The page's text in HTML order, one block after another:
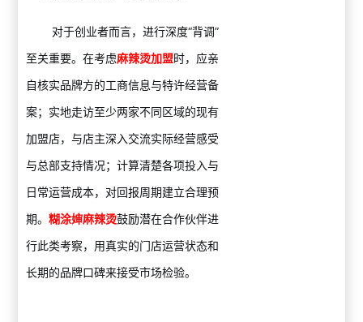
对于创业者而言，进行深度“背调”
至关重要。在考虑麻辣烫加盟时，应亲
自核实品牌方的工商信息与特许经营备
案；实地走访至少两家不同区域的现有
加盟店，与店主深入交流实际经营感受
与总部支持情况；计算清楚各项投入与
日常运营成本，对回报周期建立合理预
期。糊涂婶麻辣烫鼓励潜在合作伙伴进
行此类考察，用真实的门店运营状态和
长期的品牌口碑来接受市场检验。